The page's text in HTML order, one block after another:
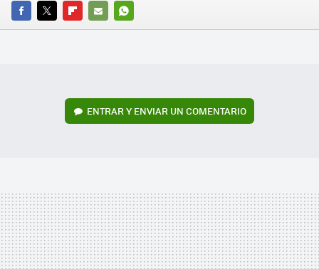
FACEBOOK
TWITTERFLIPBOARD
E-
WHATSAPP
ENTRAR Y ENVIAR UN COMENTARIO